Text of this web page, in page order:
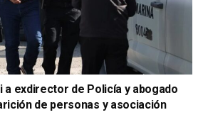
a exdirector de Policía y abogado
de personas y asociación